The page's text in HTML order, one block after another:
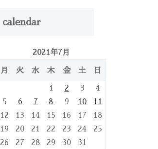
calendar
2021年7月
月 火 水 木 金 土 日
1 2 3
4
5
6 7 8 9 10
11
12
13 14 15 16 17
18
19
20 21 22 23 24
25
26
27 28 29 30 31